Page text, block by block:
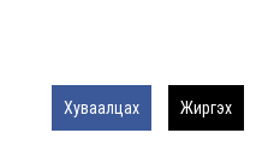
Хуваалцах Жиргэх